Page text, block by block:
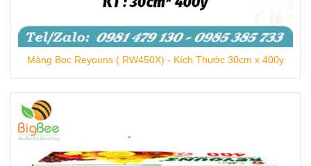
Màng Bọc Reyouns ( RW450X) - Kích Thước 30cm x 400y